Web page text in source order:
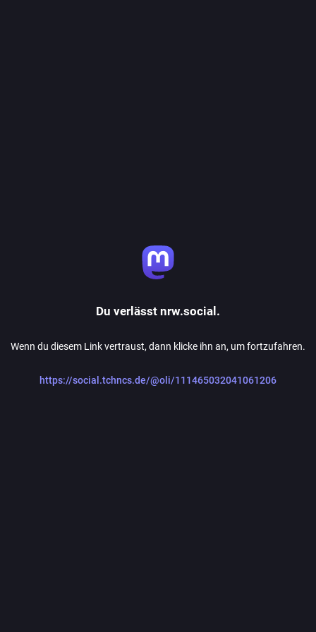
Du verlässt nrw.social.
Wenn du diesem Link vertraust, dann klicke ihn an, um fortzufahren.
https://social.tchncs.de/@oli/111465032041061206